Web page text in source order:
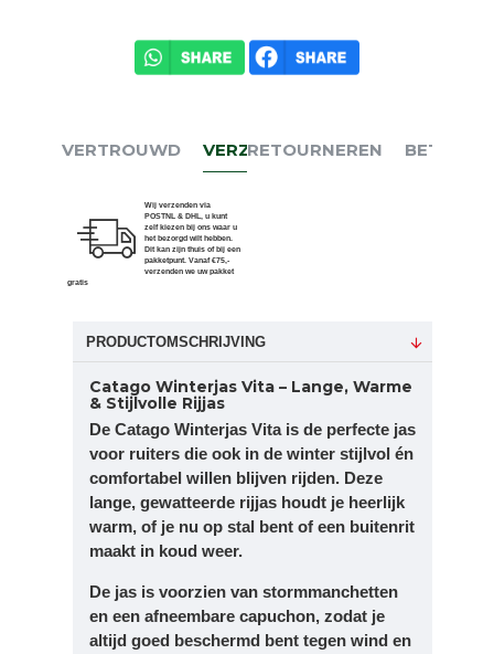
VERTROUWD VERZENDEN
Wij verzenden via
POSTNL & DHL, u kunt
zelf kiezen bij ons waar u
het bezorgd wilt hebben.
Dit kan zijn thuis of bij een
pakketpunt. Vanaf €75,-
verzenden we uw pakket
gratis
RETOURNEREN BETALEN
PRODUCTOMSCHRIJVING
Catago Winterjas Vita – Lange, Warme
& Stijlvolle Rijjas
De Catago Winterjas Vitais de perfecte jas
voor ruiters die ook in de winter stijlvol én
comfortabel willen blijven rijden. Deze
lange, gewatteerde rijjas houdt je heerlijk
warm, of je nu op stal bent of een buitenrit
maakt in koud weer.
De jas is voorzien van stormmanchetten
en een afneembare capuchon, zodat je
altijd goed beschermd bent tegen wind en